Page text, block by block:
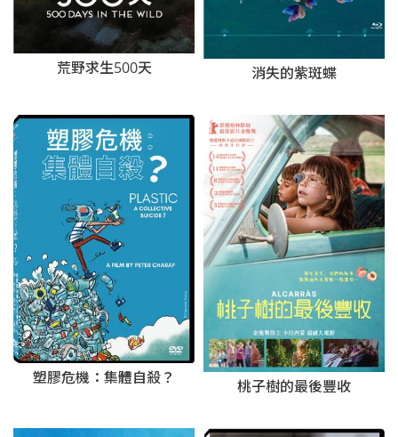
荒野求生500天 消失的紫斑蝶
塑膠危機：集體自殺？ 桃子樹的最後豐收